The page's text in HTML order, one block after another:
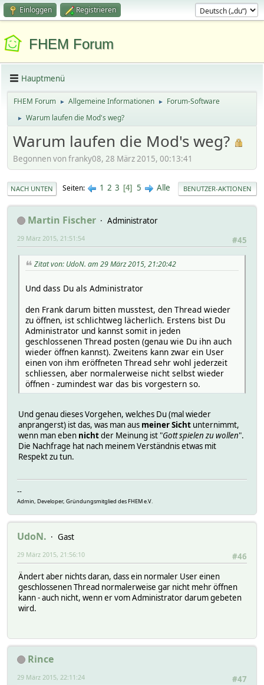
Einloggen Registrieren
FHEM Forum
Hauptmenü
FHEM Forum ► Allgemeine Informationen ► Forum-Software
► Warum laufen die Mod's weg?
Warum laufen die Mod's weg?
Begonnen von franky08, 28 März 2015, 00:13:41
NACH UNTEN Seiten 1 2 3 4 5 Alle BENUTZER-AKTIONEN
Martin Fischer
Administrator
#45
29 März 2015, 21:51:54
Zitat von: UdoN. am 29 März 2015, 21:20:42
Und dass Du als Administrator
den Frank darum bitten musstest, den Thread wieder
zu öffnen, ist schlichtweg lächerlich. Erstens bist Du
Administrator und kannst somit in jeden
geschlossenen Thread posten (genau wie Du ihn auch
wieder öffnen kannst). Zweitens kann zwar ein User
einen von ihm eröffneten Thread sehr wohl jederzeit
schliessen, aber normalerweise nicht selbst wieder
öffnen - zumindest war das bis vorgestern so.
Und genau dieses Vorgehen, welches Du (mal wieder
anprangerst) ist das, was man aus meiner Sicht unternimmt,
wenn man eben nichtder Meinung ist "Gott spielen zu wollen".
Die Nachfrage hat nach meinem Verständnis etwas mit
Respekt zu tun.
--
Admin, Developer, Gründungsmitglied des FHEM e.V.
UdoN.
Gast
#46
29 März 2015, 21:56:10
Ändert aber nichts daran, dass ein normaler User einen
geschlossenen Thread normalerweise gar nicht mehr öffnen
kann - auch nicht, wenn er vom Administrator darum gebeten
wird.
Rince
#47
29 März 2015, 22:11:24